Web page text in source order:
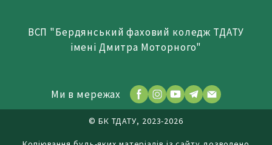
ВСП "Бердянський фаховий коледж ТДАТУ
імені Дмитра Моторного"
Ми в мережах
© БК ТДАТУ, 2023-2026